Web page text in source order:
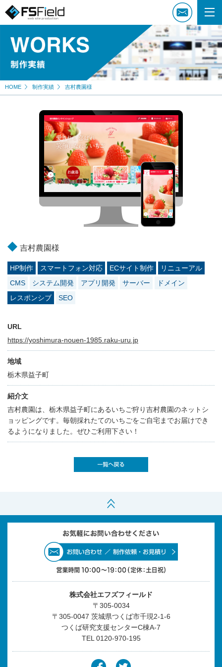
HOME 制作実績 吉村農園様
吉村農園様
HP制作 スマートフォン対応 ECサイト制作
リニューアル
CMS
システム開発 アプリ開発 サーバー
ドメイン
レスポンシブ
SEO
URL
https://yoshimura-nouen-1985.raku-uru.jp
地域
栃木県益子町
紹介文
吉村農園は、栃木県益子町にあるいちご狩り吉村農園のネットシ
ョッピングです。毎朝採れたてのいちごをご自宅までお届けでき
るようになりました。ぜひご利用下さい！
株式会社エフズフィールド
〒305-0034
〒305-0047 茨城県つくば市千現2-1-6
つくば研究支援センターC棟A-7
TEL 0120-970-195